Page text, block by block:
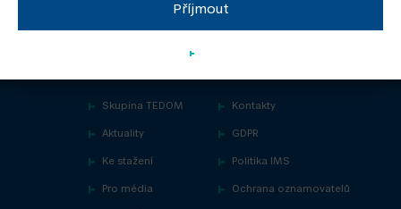
Příjmout
Skupina TEDOM Kontakty
Aktuality GDPR
Ke stažení Politika IMS
Pro média Ochrana oznamovatelů